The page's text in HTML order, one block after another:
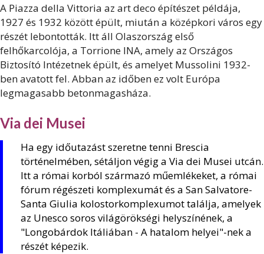
A Piazza della Vittoria az art deco építészet példája,
1927 és 1932 között épült, miután a középkori város egy
részét lebontották. Itt áll Olaszország első
felhőkarcolója, a Torrione INA, amely az Országos
Biztosító Intézetnek épült, és amelyet Mussolini 1932-
ben avatott fel. Abban az időben ez volt Európa
legmagasabb betonmagasháza.
Via dei Musei
Ha egy időutazást szeretne tenni Brescia
történelmében, sétáljon végig a Via dei Musei utcán.
Itt a római korból származó műemlékeket, a római
fórum régészeti komplexumát és a San Salvatore-
Santa Giulia kolostorkomplexumot találja, amelyek
az Unesco soros világörökségi helyszínének, a
"Longobárdok Itáliában - A hatalom helyei"-nek a
részét képezik.